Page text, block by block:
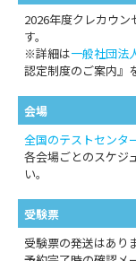
2026年度クレカウ
す。
※詳細は一般社団法
認定制度のご案内』
会場
全国のテストセンタ
各会場ごとのスケジ
い。
受験票
受験票の発送はあり